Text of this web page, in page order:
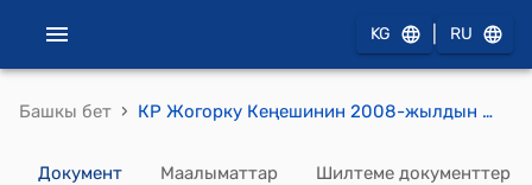
KG RU
Башкы бет › КР Жогорку Кеңешинин 2008-жылдын 26-июнундагы № 560-IV ""Кыргыз Республикасынын Жазык-процесстик кодексине өзгөртүүлөр жана толуктоолор киргизүү жөнүндө" Кыргыз Республикасынын Мыйзамын кабыл алуу тууралу" токтому
Документ Маалыматтар Шилтеме документтер